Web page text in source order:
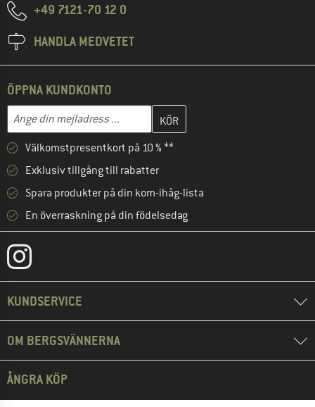
+49 7121-70 12 0
HANDLA MEDVETET
ÖPPNA KUNDKONTO
Mejladress
Skriv in din e-postadress här och skapa ditt kundkonto i nästa
Välkomstpresentkort på 10 % **
Exklusiv tillgång till rabatter
Spara produkter på din kom-ihåg-lista
En överraskning på din födelsedag
KUNDSERVICE
OM BERGSVÄNNERNA
ÅNGRA KÖP